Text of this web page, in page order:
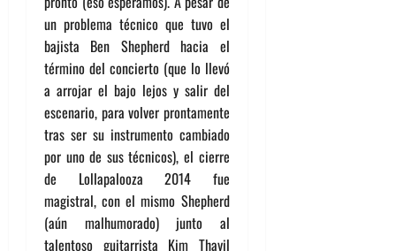
un problema técnico que tuvo el
bajista Ben Shepherd hacia el
término del concierto (que lo llevó
a arrojar el bajo lejos y salir del
escenario, para volver prontamente
tras ser su instrumento cambiado
por uno de sus técnicos), el cierre
de Lollapalooza 2014 fue
magistral, con el mismo Shepherd
(aún malhumorado) junto al
talentoso guitarrista Kim Thayil